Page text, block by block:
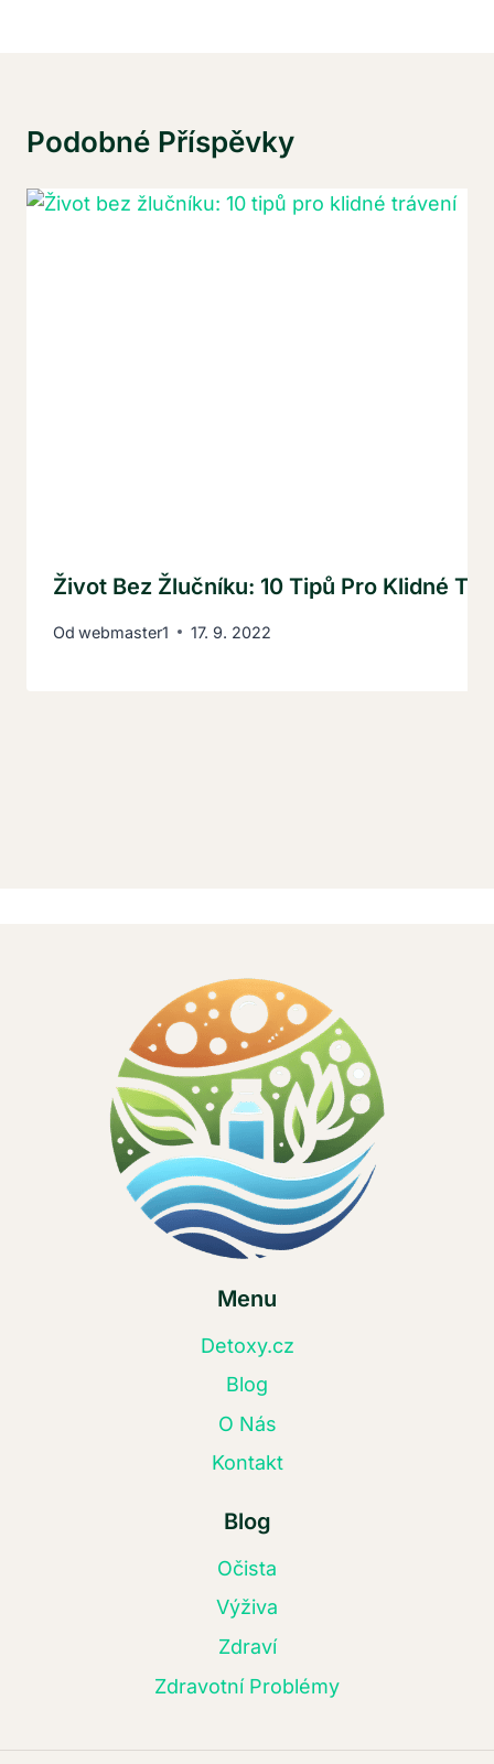
Podobné Příspěvky
Život Bez Žlučníku: 10 Tipů Pro Klidné
Od webmaster1 17. 9. 2022
Menu
Detoxy.cz
Blog
O Nás
Kontakt
Blog
Očista
Výživa
Zdraví
Zdravotní Problémy